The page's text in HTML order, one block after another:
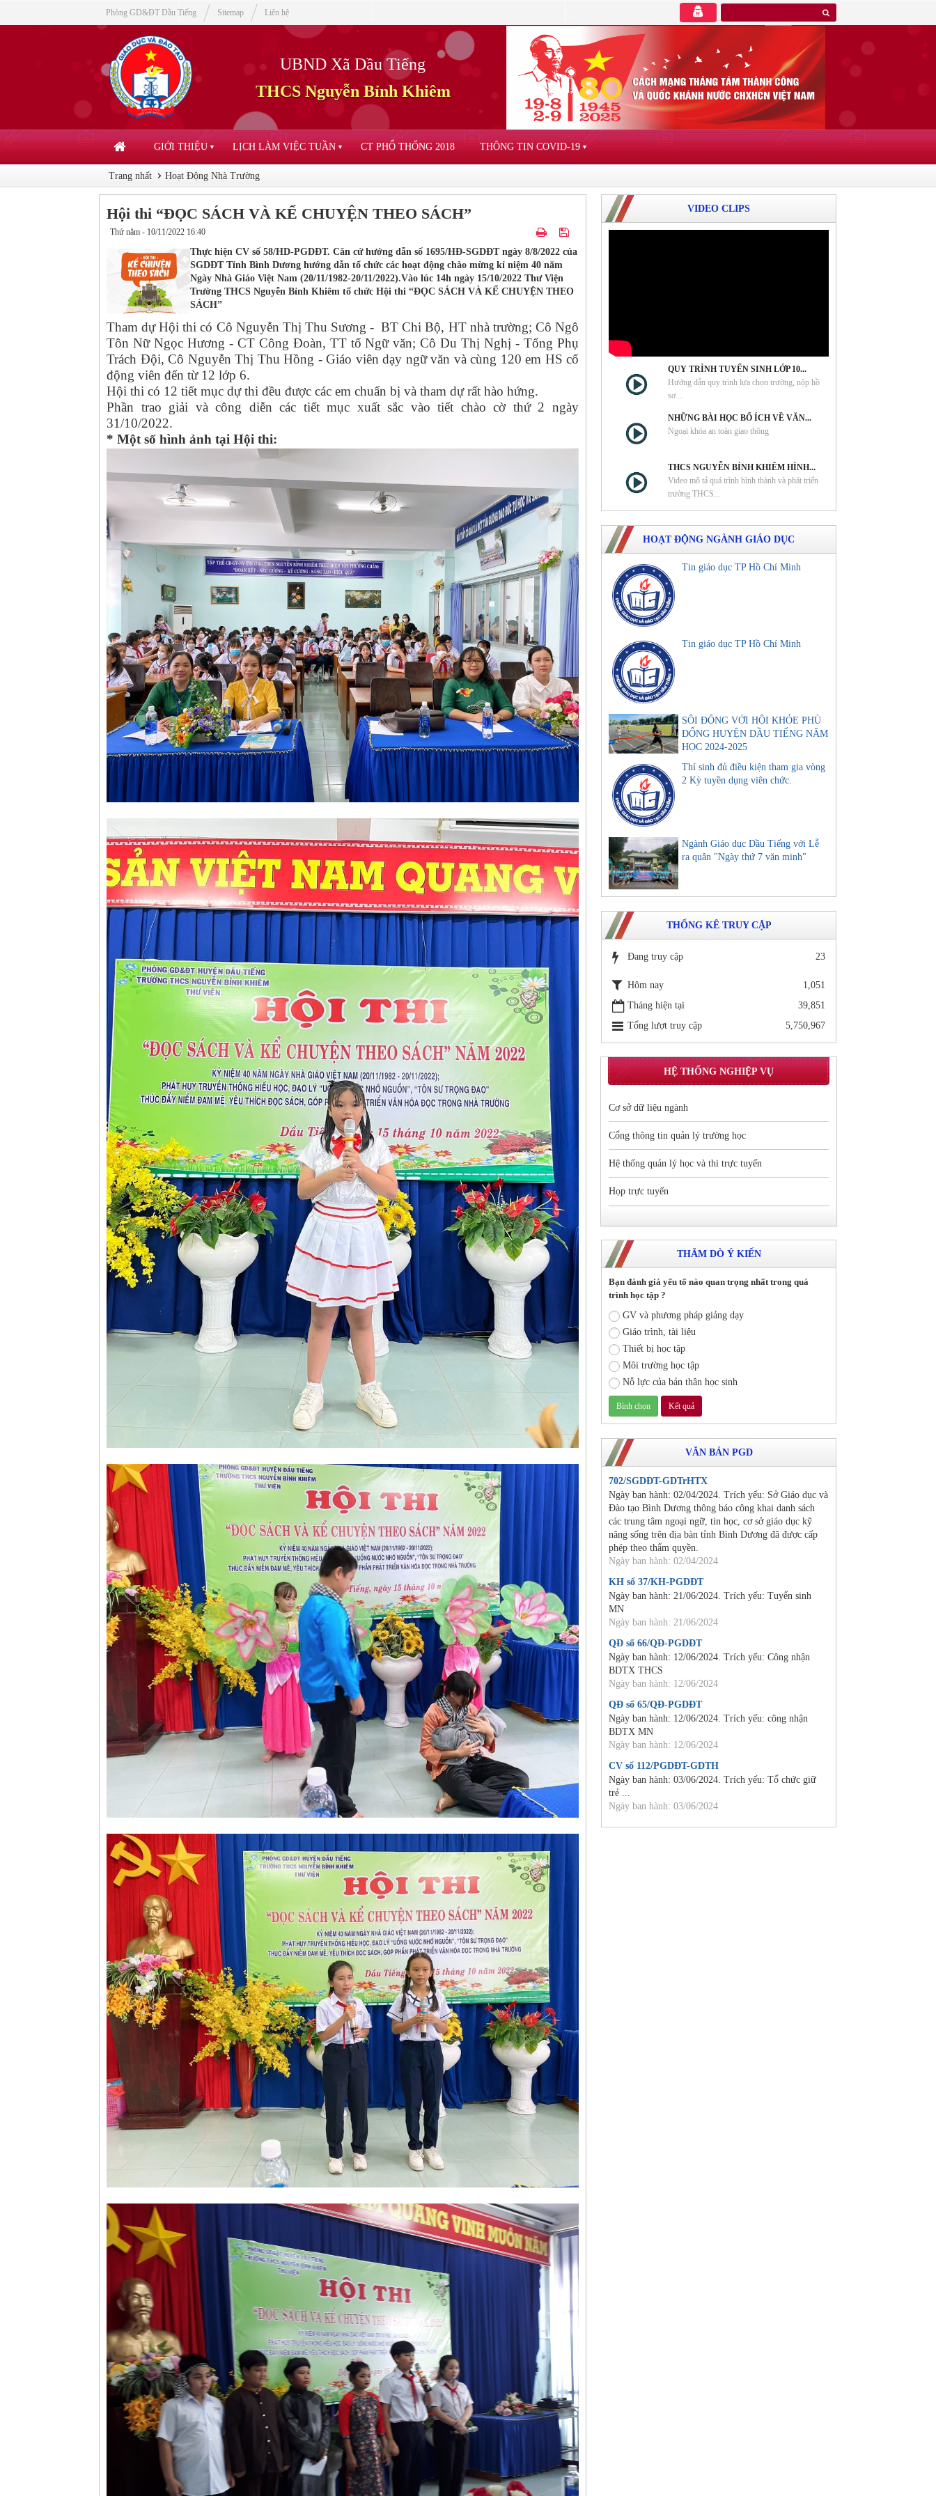
UBND Xã Dầu Tiếng
THCS Nguyễn Bỉnh Khiêm
GIỚI THIỆU ▼ LỊCH LÀM VIỆC TUẦN ▼ CT PHỔ THỐNG 2018 THÔNG TIN COVID-19 ▼
Phòng GD&ĐT Dầu Tiếng Sitemap Liên hệ
Trang nhất Hoạt Động Nhà Trường
Hội thi “ĐỌC SÁCH VÀ KỂ CHUYỆN THEO SÁCH”
Thứ năm - 10/11/2022 16:40
Thực hiện CV số 58/HD-PGDĐT. Căn cứ hướng dẫn số 1695/HĐ-SGDĐT ngày 8/8/2022 của
SGDĐT Tỉnh Bình Dương hướng dẫn tổ chức các hoạt động chào mừng kỉ niệm 40 năm
Ngày Nhà Giáo Việt Nam (20/11/1982-20/11/2022).Vào lúc 14h ngày 15/10/2022 Thư Viện
Trường THCS Nguyễn Bỉnh Khiêm tổ chức Hội thi “ĐỌC SÁCH VÀ KỂ CHUYỆN THEO
SÁCH”
Tham dự Hội thi có Cô Nguyễn Thị Thu Sương - BT Chi Bộ, HT nhà trường; Cô Ngô
Tôn Nữ Ngọc Hương - CT Công Đoàn, TT tổ Ngữ văn; Cô Du Thị Nghị - Tổng Phụ
Trách Đội, Cô Nguyễn Thị Thu Hồng - Giáo viên dạy ngữ văn và cùng 120 em HS cổ
động viên đến từ 12 lớp 6.
Hội thi có 12 tiết mục dự thi đều được các em chuẩn bị và tham dự rất hào hứng.
Phần trao giải và công diễn các tiết mục xuất sắc vào tiết chào cờ thứ 2 ngày
31/10/2022.
* Một số hình ảnh tại Hội thi:
VIDEO CLIPS
QUY TRÌNH TUYỂN SINH LỚP 10...
Hướng dẫn quy trình lựa chọn trường, nộp hồ
sơ ...
NHỮNG BÀI HỌC BỔ ÍCH VỀ VĂN...
Ngoại khóa an toàn giao thông
THCS NGUYỄN BỈNH KHIÊM HÌNH...
Video mô tả quá trình hình thành và phát triển
trường THCS...
HOẠT ĐỘNG NGÀNH GIÁO DỤC
Tin giáo dục TP Hồ Chí Minh
Tin giáo dục TP Hồ Chí Minh
SÔI ĐỘNG VỚI HỘI KHỎE PHÙ
ĐỔNG HUYỆN DẦU TIẾNG NĂM
HỌC 2024-2025
Thí sinh đủ điều kiện tham gia vòng
2 Kỳ tuyền dụng viên chức.
Ngành Giáo dục Dầu Tiếng với Lễ
ra quân "Ngày thứ 7 văn minh"
THỐNG KÊ TRUY CẬP
Đang truy cập 23
Hôm nay
1,051
Tháng hiện tại
39,851
Tổng lượt truy cập
5,750,967
HỆ THỐNG NGHIỆP VỤ
Cơ sở dữ liệu ngành
Cổng thông tin quản lý trường học
Hệ thống quản lý học và thi trực tuyến
Họp trực tuyến
THĂM DÒ Ý KIẾN
Bạn đánh giá yếu tố nào quan trọng nhất trong quá
trình học tập ?
GV và phương pháp giảng dạy
Giáo trình, tài liệu
Thiết bị học tập
Môi trường học tập
Nỗ lực của bản thân học sinh
VĂN BẢN PGD
702/SGDĐT-GDTrHTX
Ngày ban hành: 02/04/2024. Trích yếu: Sở Giáo dục và
Đào tạo Bình Dương thông báo công khai danh sách
các trung tâm ngoại ngữ, tin học, cơ sở giáo dục kỹ
năng sống trên địa bàn tỉnh Bình Dương đã được cấp
phép theo thẩm quyền.
Ngày ban hành: 02/04/2024
KH số 37/KH-PGDĐT
Ngày ban hành: 21/06/2024. Trích yếu: Tuyển sinh
MN
Ngày ban hành: 21/06/2024
QĐ số 66/QĐ-PGDĐT
Ngày ban hành: 12/06/2024. Trích yếu: Công nhận
BDTX THCS
Ngày ban hành: 12/06/2024
QĐ số 65/QĐ-PGDĐT
Ngày ban hành: 12/06/2024. Trích yếu: công nhận
BDTX MN
Ngày ban hành: 12/06/2024
CV số 112/PGDĐT-GDTH
Ngày ban hành: 03/06/2024. Trích yếu: Tổ chức giữ
trẻ ...
Ngày ban hành: 03/06/2024